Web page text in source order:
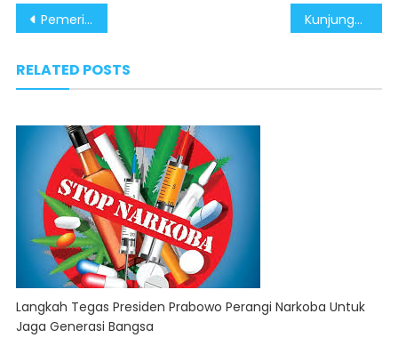
Post
Pemerintahan Presiden Prabowo dan Wakil Presiden Gibran Serius Perangi Judi Online Kunjungan Presiden Prabowo ke Tiongkok Perkuat Diplomasi dan Wujudkan Program Prioritas Indonesia
RELATED POSTS
Langkah Tegas Presiden Prabowo Perangi Narkoba Untuk
Jaga Generasi Bangsa